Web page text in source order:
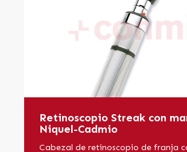
Retinoscopio Streak con
Niquel-Cadmio
Cabezal de retinoscopio de franja